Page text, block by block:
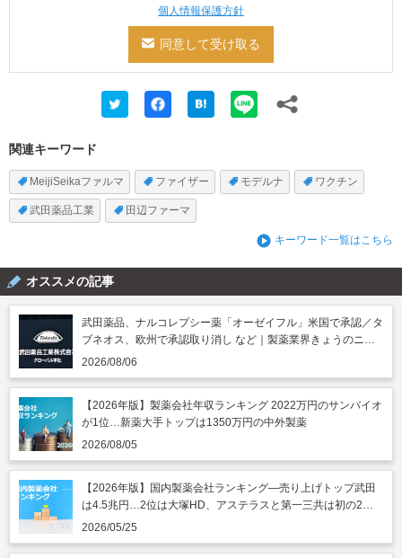
個人情報保護方針
関連キーワード
MeijiSeikaファルマ ファイザー モデルナ ワクチン
武田薬品工業 田辺ファーマ
キーワード一覧はこちら
オススメの記事
武田薬品、ナルコレプシー薬「オーゼイフル」米国で承認／タ
ブネオス、欧州で承認取り消し など｜製薬業界きょうのニュ
ースまとめ読み（2026年8月6日）
2026/08/06
【2026年版】製薬会社年収ランキング 2022万円のサンバイオ
が1位…新薬大手トップは1350万円の中外製薬
2026/08/05
【2026年版】国内製薬会社ランキング―売り上げトップ武田
は4.5兆円…2位は大塚HD、アステラスと第一三共は初の2兆
円突破
2026/05/25